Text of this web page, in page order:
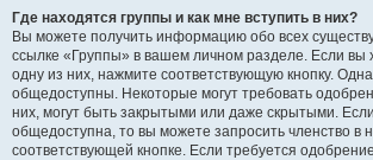
Где находятся группы и как мне вступить в них?
Вы можете получить информацию обо всех
ссылке «Группы» в вашем личном разделе. Если вы
одну из них, нажмите соответствующую кнопку.
общедоступны. Некоторые могут требовать
них, могут быть закрытыми или даже скрытыми.
общедоступна, то вы можете запросить членство в
соответствующей кнопке. Если требуется